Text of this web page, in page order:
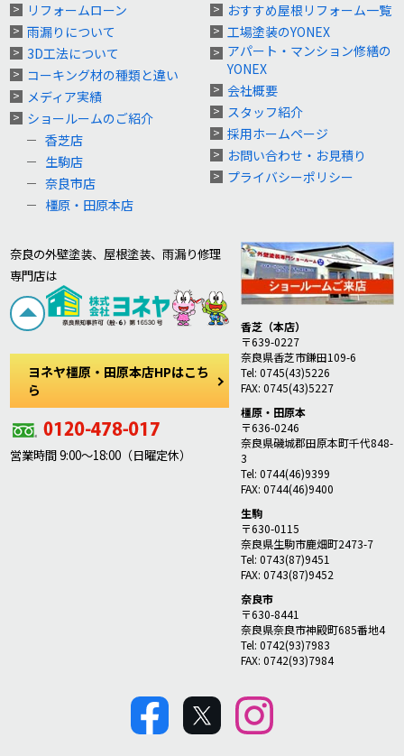
リフォームローン
雨漏りについて
3D工法について
コーキング材の種類と違い
メディア実績
ショールームのご紹介
香芝店
生駒店
奈良市店
橿原・田原本店
おすすめ屋根リフォーム一覧
工場塗装のYONEX
アパート・マンション修繕の
YONEX
会社概要
スタッフ紹介
採用ホームページ
お問い合わせ・お見積り
プライバシーポリシー
奈良の外壁塗装、屋根塗装、雨漏り修理
専門店は
ヨネヤ橿原・田原本店HPはこち
ら
営業時間 9:00～18:00（日曜定休）
香芝（本店）
〒639-0227
奈良県香芝市鎌田109-6
Tel: 0745(43)5226
FAX: 0745(43)5227
橿原・田原本
〒636-0246
奈良県磯城郡田原本町千代848-
3
Tel: 0744(46)9399
FAX: 0744(46)9400
生駒
〒630-0115
奈良県生駒市鹿畑町2473-7
Tel: 0743(87)9451
FAX: 0743(87)9452
奈良市
〒630-8441
奈良県奈良市神殿町685番地4
Tel: 0742(93)7983
FAX: 0742(93)7984